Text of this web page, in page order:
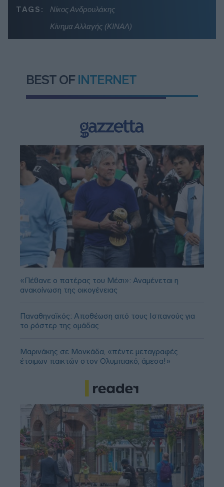
TAGS:
Νίκος Ανδρουλάκης
Κίνημα Αλλαγής (ΚΙΝΑΛ)
BEST OF INTERNET
«Πέθανε ο πατέρας του Μέσι»: Αναμένεται η
ανακοίνωση της οικογένειας
Παναθηναϊκός: Αποθέωση από τους Ισπανούς για
το ρόστερ της ομάδας
Μαρινάκης σε Μονκάδα, «πέντε μεταγραφές
έτοιμων παικτών στον Ολυμπιακό, άμεσα!»